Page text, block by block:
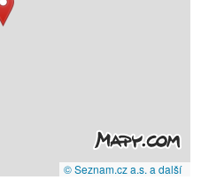
© Seznam.cz a.s. a další